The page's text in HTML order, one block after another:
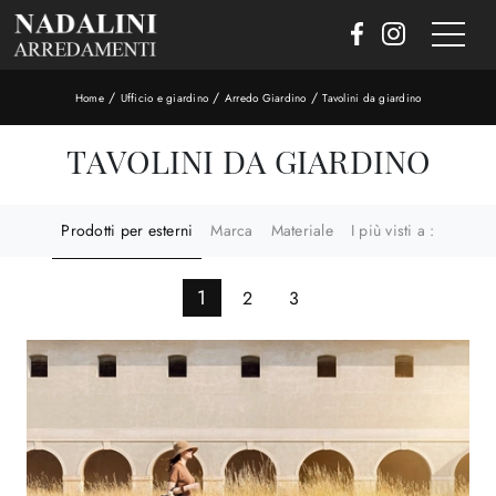
Home/ Ufficio e giardino / Arredo Giardino /Tavolini da giardino
TAVOLINI DA GIARDINO
Prodotti per esterni Marca Materiale I più visti a :
1 2 3